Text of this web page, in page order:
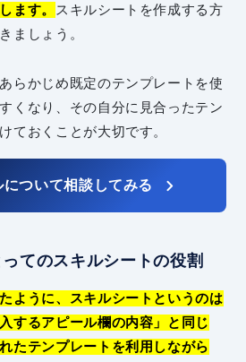
ます。
スキルシートを作成する方
ましょう。
らかじめ既定のテンプレートを使
くなり、その自分に見合ったテン
ておくことが大切です。
ついて相談してみる
てのスキルシートの役割
ように、スキルシートというのは
するアピール欄の内容」と同じ
たテンプレートを利用しながら